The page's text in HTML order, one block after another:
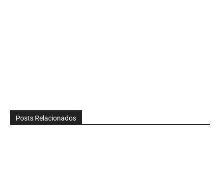
Posts Relacionados